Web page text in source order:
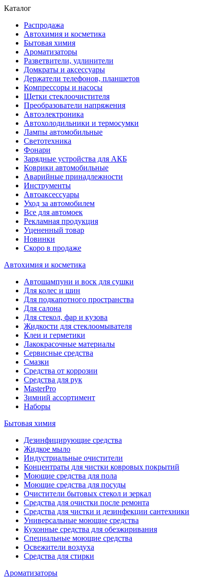
Каталог
Распродажа
Автохимия и косметика
Бытовая химия
Ароматизаторы
Разветвители, удлинители
Домкраты и аксессуары
Держатели телефонов, планшетов
Компрессоры и насосы
Щетки стеклоочистителя
Преобразователи напряжения
Автоэлектроника
Автохолодильники и термосумки
Лампы автомобильные
Светотехника
Фонари
Зарядные устройства для АКБ
Коврики автомобильные
Аварийные принадлежности
Инструменты
Автоаксессуары
Уход за автомобилем
Все для автомоек
Рекламная продукция
Уцененный товар
Новинки
Скоро в продаже
Автохимия и косметика
Автошампуни и воск для сушки
Для колес и шин
Для подкапотного пространства
Для салона
Для стекол, фар и кузова
Жидкости для стеклоомывателя
Клеи и герметики
Лакокрасочные материалы
Сервисные средства
Смазки
Средства от коррозии
Средства для рук
MasterPro
Зимний ассортимент
Наборы
Бытовая химия
Дезинфицирующие средства
Жидкое мыло
Индустриальные очистители
Концентраты для чистки ковровых покрытий
Моющие средства для пола
Моющие средства для посуды
Очистители бытовых стекол и зеркал
Средства для очистки после ремонта
Средства для чистки и дезинфекции сантехники
Универсальные моющие средства
Кухонные средства для обезжиривания
Специальные моющие средства
Освежители воздуха
Средства для стирки
Ароматизаторы